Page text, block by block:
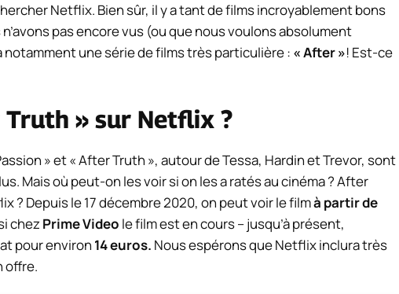
Netflix. Bien sûr, il y a tant de films incroyablement bons
pas encore vus (ou que nous voulons absolument
notamment une série de films très particulière : « After »! Est-ce
» sur Netflix ?
» et « After Truth », autour de Tessa, Hardin et Trevor, sont
Mais où peut-on les voir si on les a ratés au cinéma ? After
? Depuis le 17 décembre 2020, on peut voir le filmà partir de
chezPrime Video le film est en cours – jusqu’à présent,
pour environ 14 euros. Nous espérons que Netflix inclura très
offre.